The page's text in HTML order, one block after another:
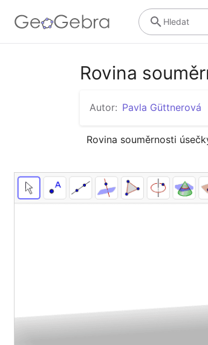
Hledat
Rovina
Autor: Pavla Güttnerová
Rovina souměrnosti